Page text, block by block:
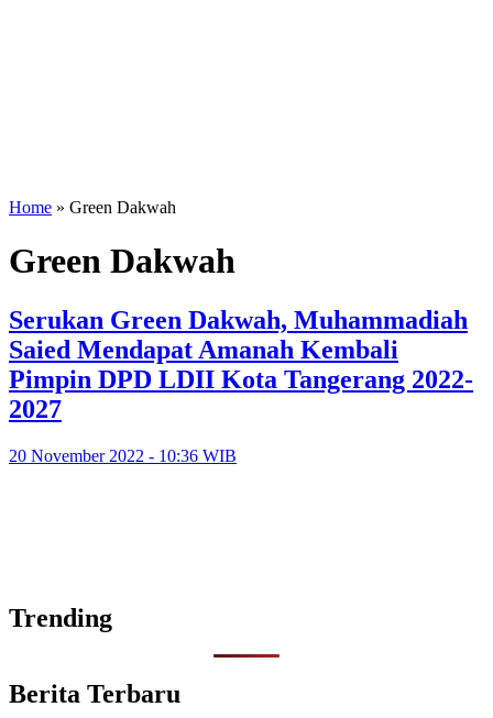
Home » Green Dakwah
Green Dakwah
Serukan Green Dakwah, Muhammadiah
Saied Mendapat Amanah Kembali
Pimpin DPD LDII Kota Tangerang 2022-
2027
20 November 2022 - 10:36 WIB
Trending
Berita Terbaru